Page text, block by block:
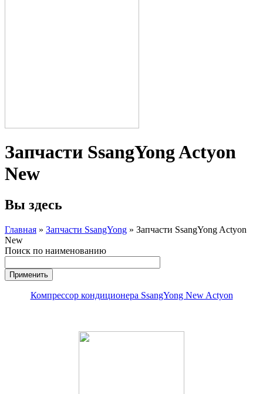
Запчасти SsangYong Actyon
New
Вы здесь
Главная » Запчасти SsangYong » Запчасти SsangYong Actyon
New
Поиск по наименованию
Компрессор кондиционера SsangYong New Actyon